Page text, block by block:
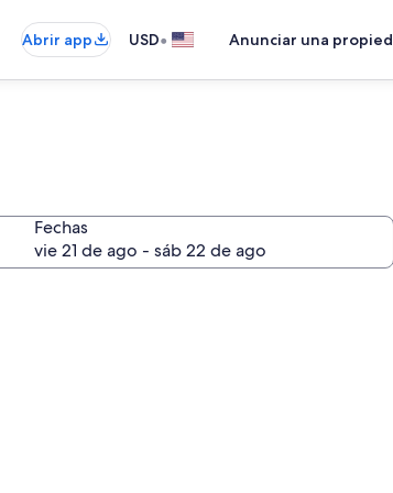
Abrir app USD• Anunciar una
Fechas